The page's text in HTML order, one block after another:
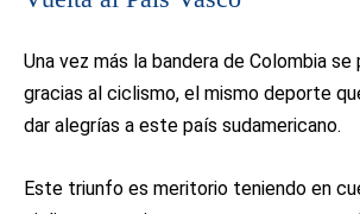
Una vez más la bandera de Colombia
gracias al ciclismo, el mismo deporte
dar alegrías a este país sudamericano.
Este triunfo es meritorio teniendo en